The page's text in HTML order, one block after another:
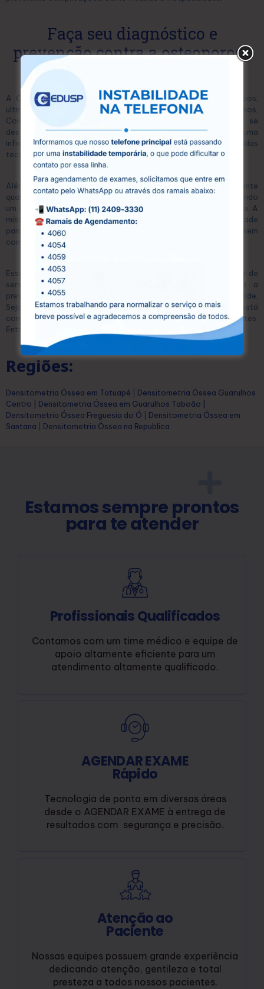
Faça seu diagnóstico e
prevenção contra a osteoporose
A CEDUSP é um centro especializado em exames diagnósticos,
ultrassonografias e exames laboratoriais, localizado em Guarulhos.
Com mais de 15 anos de atuação no mercado, a CEDUSP se
destaca pela excelência em seus serviços, oferecendo uma
infraestrutura moderna e equipada com as mais avançadas
tecnologias.
Além disso, conta com uma equipe de profissionais altamente
qualificados, que atuam com compromisso e dedicação, garantindo
um atendimento humanizado e personalizado para cada paciente. A
missão da CEDUSP é proporcionar acesso à saúde de qualidade
para toda a comunidade, oferecendo preços acessíveis sem
comprometer a eficiência e a precisão dos exames.
Esse equilíbrio permite que qualquer pessoa possa se beneficiar de
serviços diagnósticos de alta qualidade, essenciais para a
prevenção e o tratamento eficaz de diversas condições de saúde.
Seja para exames laboratoriais ou ultrassonografias, a CEDUSP está
comprometida com a saúde e o bem-estar dos seus pacientes.
Entre em contato conosco hoje mesmo e agende seu exame!
Regiões:
Densitometria Óssea em Tatuapé
Densitometria Óssea Guarulhos
Centro
Densitometria Óssea em Guarulhos Taboão
Densitometria Óssea Freguesia do Ó
Densitometria Óssea em
Santana
Densitometria Óssea na Republica
Estamos sempre prontos
para te atender
Profissionais Qualificados
Contamos com um time médico e equipe de
apoio altamente eficiente para um
atendimento altamente qualificado.
AGENDAR EXAME
Rápido
Tecnologia de ponta em diversas áreas
desde o AGENDAR EXAME à entrega de
resultados com segurança e precisão.
Atenção ao
Paciente
Nossas equipes possuem grande experiência
dedicando atenção, gentileza e total
presteza a todos nossos pacientes.